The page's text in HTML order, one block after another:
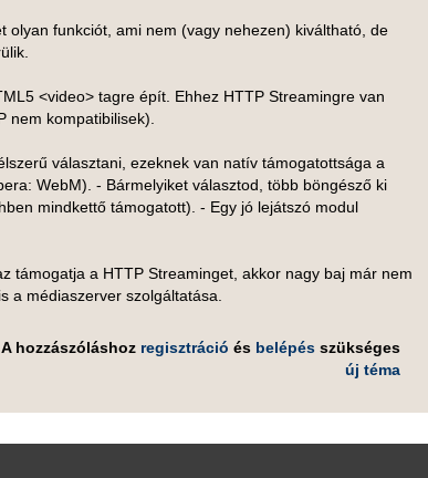
olyan funkciót, ami nem (vagy nehezen) kiváltható, de
<video> tagre épít. Ehhez HTTP Streamingre van
nem kompatibilisek).
választani, ezeknek van natív támogatottsága a
WebM). - Bármelyiket választod, több böngésző ki
mindkettő támogatott). - Egy jó lejátszó modul
támogatja a HTTP Streaminget, akkor nagy baj már nem
a médiaszerver szolgáltatása.
A hozzászóláshoz regisztráció és belépésszükséges
új téma